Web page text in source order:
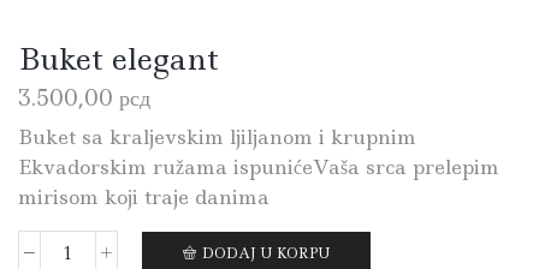
Buket elegant
3.500,00 рсд
Buket sa kraljevskim ljiljanom i krupnim
Ekvadorskim ružama ispunićeVaša srca prelepim
mirisom koji traje danima
DODAJ U KORPU